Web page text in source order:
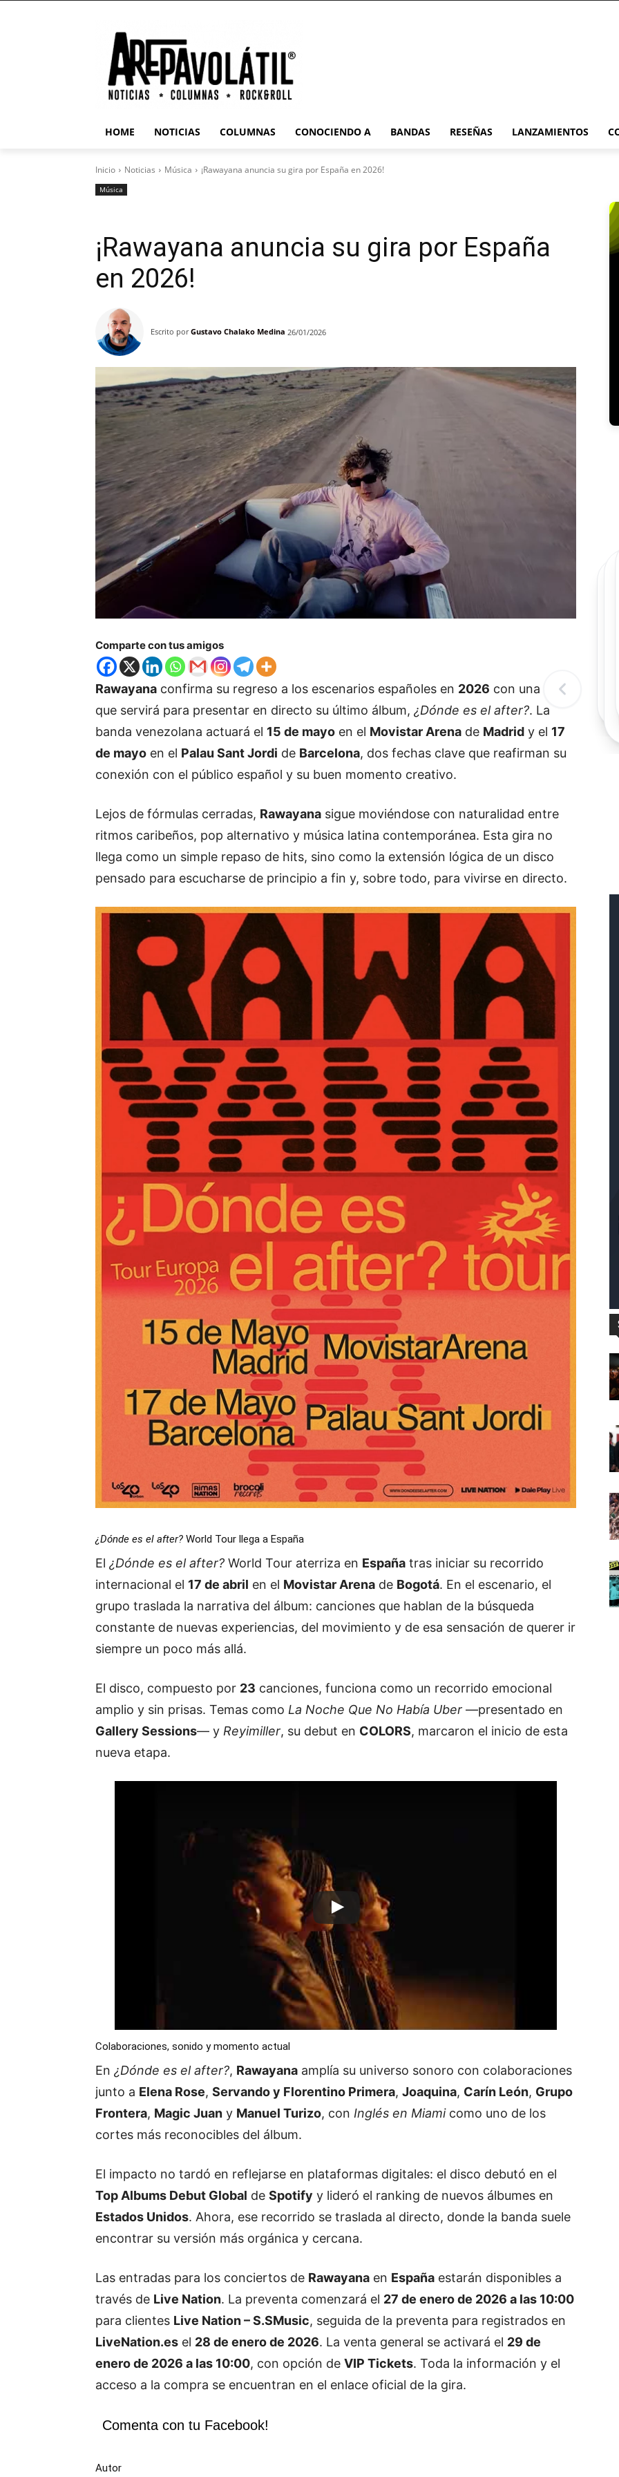
HOME NOTICIAS COLUMNAS CONOCIENDO A BANDAS RESEÑAS LANZAMIENTOS
Inicio Noticias Música ¡Rawayana anuncia su gira por España en 2026!
Música
¡Rawayana anuncia su gira por España
en 2026!
Escrito por Gustavo Chalako Medina 26/01/2026
Comparte con tus amigos
Rawayana confirma su regreso a los escenarios españoles en 2026 con una gira
que servirá para presentar en directo su último álbum, ¿Dónde es el after?. La
banda venezolana actuará el 15 de mayo en el Movistar Arena de Madrid y el 17
de mayo en el Palau Sant Jordi de Barcelona, dos fechas clave que reafirman su
conexión con el público español y su buen momento creativo.
Lejos de fórmulas cerradas, Rawayana sigue moviéndose con naturalidad entre
ritmos caribeños, pop alternativo y música latina contemporánea. Esta gira no
llega como un simple repaso de hits, sino como la extensión lógica de un disco
pensado para escucharse de principio a fin y, sobre todo, para vivirse en directo.
¿Dónde es el after? World Tour llega a España
El ¿Dónde es el after? World Tour aterriza en España tras iniciar su recorrido
internacional el 17 de abril en el Movistar Arena de Bogotá. En el escenario, el
grupo traslada la narrativa del álbum: canciones que hablan de la búsqueda
constante de nuevas experiencias, del movimiento y de esa sensación de querer ir
siempre un poco más allá.
El disco, compuesto por 23 canciones, funciona como un recorrido emocional
amplio y sin prisas. Temas como La Noche Que No Había Uber —presentado en
Gallery Sessions— y Reyimiller, su debut en COLORS, marcaron el inicio de esta
nueva etapa.
Colaboraciones, sonido y momento actual
En ¿Dónde es el after?, Rawayana amplía su universo sonoro con colaboraciones
junto a Elena Rose, Servando y Florentino Primera, Joaquina, Carín León, Grupo
Frontera, Magic Juan y Manuel Turizo, con Inglés en Miamicomo uno de los
cortes más reconocibles del álbum.
El impacto no tardó en reflejarse en plataformas digitales: el disco debutó en el
Top Albums Debut Global de Spotify y lideró el ranking de nuevos álbumes en
Estados Unidos. Ahora, ese recorrido se traslada al directo, donde la banda suele
encontrar su versión más orgánica y cercana.
Las entradas para los conciertos de Rawayana en España estarán disponibles a
través de Live Nation. La preventa comenzará el 27 de enero de 2026 a las 10:00
para clientes Live Nation – S.SMusic, seguida de la preventa para registrados en
LiveNation.es el 28 de enero de 2026. La venta general se activará el 29 de
enero de 2026 a las 10:00, con opción de VIP Tickets. Toda la información y el
acceso a la compra se encuentran en el enlace oficial de la gira.
Comenta con tu Facebook!
Autor